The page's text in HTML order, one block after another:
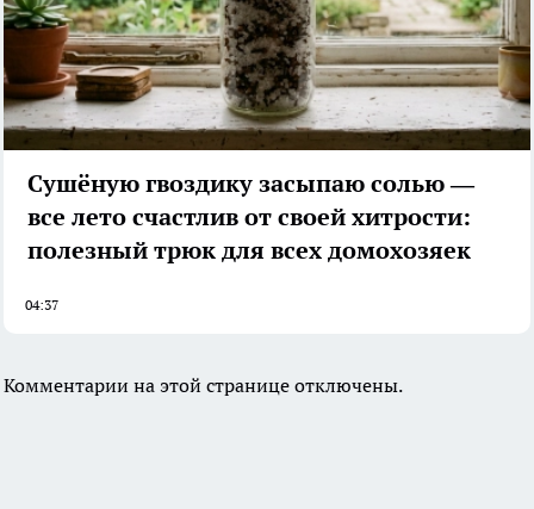
Сушёную гвоздику засыпаю солью —
все лето счастлив от своей хитрости:
полезный трюк для всех домохозяек
04:37
Комментарии на этой странице отключены.